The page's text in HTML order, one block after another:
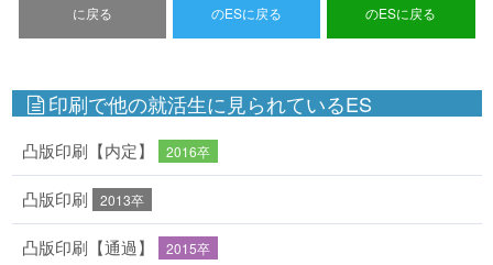
に戻る
のESに戻る
のESに戻る
印刷で他の就活生に見られているES
凸版印刷【内定】 2016卒
凸版印刷 2013卒
凸版印刷【通過】 2015卒